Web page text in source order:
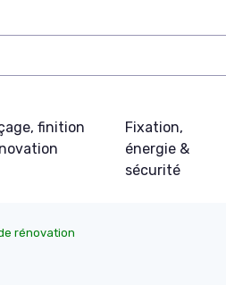
finition
Fixation,
énergie &
sécurité
rénovation